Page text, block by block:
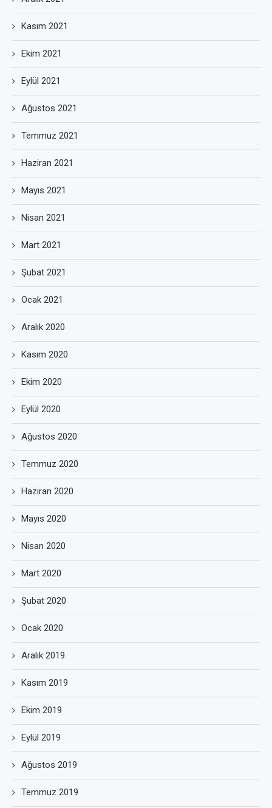
Kasım 2021
Ekim 2021
Eylül 2021
Ağustos 2021
Temmuz 2021
Haziran 2021
Mayıs 2021
Nisan 2021
Mart 2021
Şubat 2021
Ocak 2021
Aralık 2020
Kasım 2020
Ekim 2020
Eylül 2020
Ağustos 2020
Temmuz 2020
Haziran 2020
Mayıs 2020
Nisan 2020
Mart 2020
Şubat 2020
Ocak 2020
Aralık 2019
Kasım 2019
Ekim 2019
Eylül 2019
Ağustos 2019
Temmuz 2019